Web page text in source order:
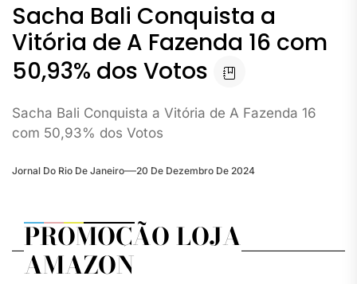
Sacha Bali Conquista a
Vitória de A Fazenda 16 com
50,93% dos Votos
Sacha Bali Conquista a Vitória de A Fazenda 16
com 50,93% dos Votos
Jornal Do Rio De Janeiro 20 De Dezembro De 2024
PROMOÇÃO LOJA
AMAZON